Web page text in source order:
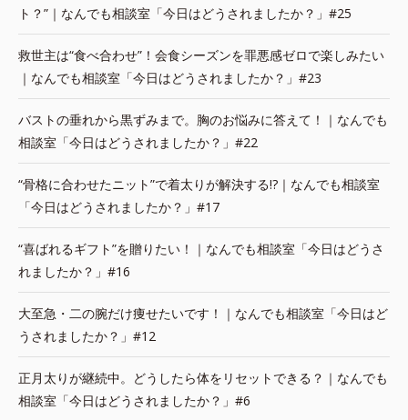
ト？”｜なんでも相談室「今日はどうされましたか？」#25
救世主は“食べ合わせ”！会食シーズンを罪悪感ゼロで楽しみたい
｜なんでも相談室「今日はどうされましたか？」#23
バストの垂れから黒ずみまで。胸のお悩みに答えて！｜なんでも
相談室「今日はどうされましたか？」#22
“骨格に合わせたニット”で着太りが解決する!?｜なんでも相談室
「今日はどうされましたか？」#17
“喜ばれるギフト”を贈りたい！｜なんでも相談室「今日はどうさ
れましたか？」#16
大至急・二の腕だけ痩せたいです！｜なんでも相談室「今日はど
うされましたか？」#12
正月太りが継続中。どうしたら体をリセットできる？｜なんでも
相談室「今日はどうされましたか？」#6